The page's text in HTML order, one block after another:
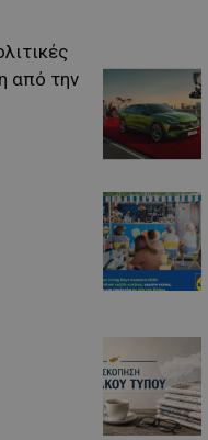
από την